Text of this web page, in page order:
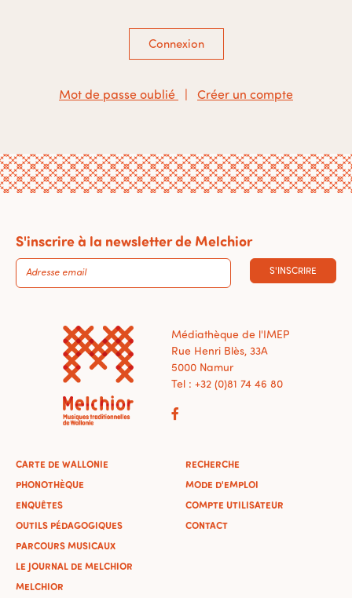
Connexion
Mot de passe oublié Créer un compte
S'inscrire à la newsletter de Melchior
S'INSCRIRE
Médiathèque de l'IMEP
Rue Henri Blès, 33A
5000 Namur
Tel : +32 (0)81 74 46 80
CARTE DE WALLONIE
PHONOTHÈQUE
ENQUÊTES
OUTILS PÉDAGOGIQUES
PARCOURS MUSICAUX
LE JOURNAL DE MELCHIOR
MELCHIOR
RECHERCHE
MODE D'EMPLOI
COMPTE UTILISATEUR
CONTACT